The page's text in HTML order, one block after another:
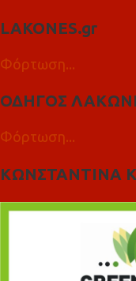
LAKONES.gr
Φόρτωση...
ΟΔΗΓΟΣ
Φόρτωση...
ΚΩΝΣΤΑΝΤΙΝΑ